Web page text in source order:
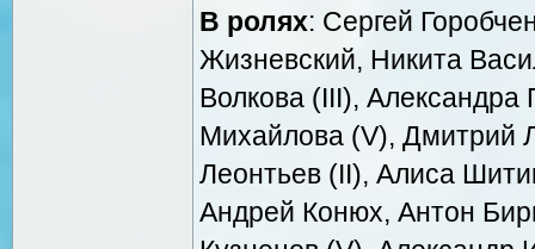
В ролях: Сергей
Жизневский, Никита
Волкова (III),
Михайлова (V), Дмитрий
Леонтьев (II), Алиса
Андрей Конюх, Антон